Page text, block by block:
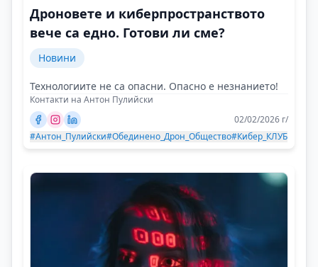
Дроновете и киберпространството
вече са едно. Готови ли сме?
Новини
Технологиите не са опасни. Опасно е незнанието!
Контакти на Антон Пулийски
02/02/2026 г/
#Антон_Пулийски#Обединено_Дрон_Общество#Кибер_КЛУБ